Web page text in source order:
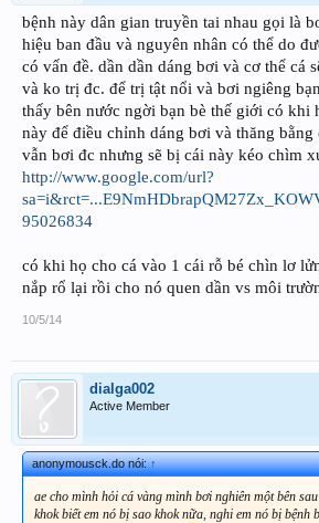
bệnh này dân gian truyền tai nhau gọi là
hiệu ban đầu và nguyên nhân có thể do
có vấn đề. dần dần dáng bơi và cơ thể cá
và ko trị đc. để trị tật nổi và bơi ngiêng
thấy bên nước ngời bạn bè thế giới có khi
này để điều chỉnh dáng bơi và thăng
vẫn bơi đc nhưng sẽ bị cái này kéo chìm
http://www.google.com/url?
95026834
có khi họ cho cá vào 1 cái rỗ bé chìn lơ
nắp rổ lại rồi cho nó quen dần vs môi
10/5/14
dialga002
Active Member
anonymousck.do nói:↑
ae cho mình hỏi cá vàng mình bơi nghiên một bên
khok biết em nó bị sao khok nữa, nghi em nó bị bệnh